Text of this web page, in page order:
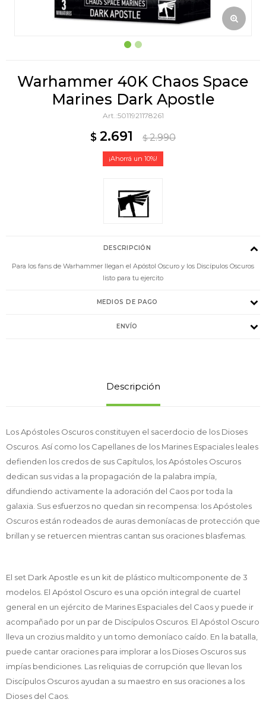
Warhammer 40K Chaos Space
Marines Dark Apostle
5011921178261
$ 2.691 $ 2.990
10
DESCRIPCIÓN
Para los fans de Warhammer llegan el Apóstol Oscuro y los Discípulos Oscuros
listo para tu ejercito
MEDIOS DE PAGO
ENVÍO
Descripción
Los Apóstoles Oscuros constituyen el sacerdocio de los Dioses
Oscuros. Así como los Capellanes de los Marines Espaciales leales
defienden los credos de sus Capítulos, los Apóstoles Oscuros
dedican sus vidas a la propagación de la palabra impía,
difundiendo activamente la adoración del Caos por toda la
galaxia. Sus esfuerzos no quedan sin recompensa: los Apóstoles
Oscuros están rodeados de auras demoníacas de protección que
brillan y se retuercen mientras cantan sus oraciones blasfemas.
El set Dark Apostle es un kit de plástico multicomponente de 3
modelos. El Apóstol Oscuro es una opción integral de cuartel
general en un ejército de Marines Espaciales del Caos y puede ir
acompañado por un par de Discípulos Oscuros. El Apóstol Oscuro
lleva un crozius maldito y un tomo demoníaco caído. En la batalla,
puede cantar oraciones para implorar a los Dioses Oscuros sus
impías bendiciones. Las reliquias de corrupción que llevan los
Discípulos Oscuros ayudan a su maestro en sus oraciones a los
Dioses del Caos.